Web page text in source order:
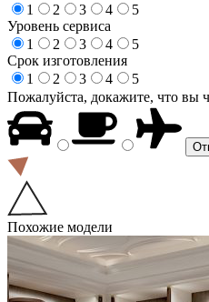
1
2 3 4
5
Уровень сервиса
1
2 3 4
5
Срок изготовления
1
2 3 4
5
Пожалуйста, докажите, что вы
Похожие модели